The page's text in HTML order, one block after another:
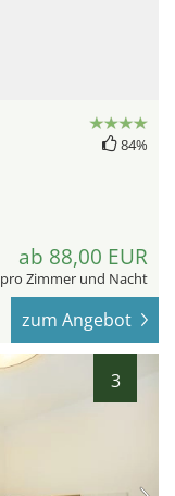
84%
ab 88,00 EUR
pro Zimmer und Nacht
zum Angebot
3